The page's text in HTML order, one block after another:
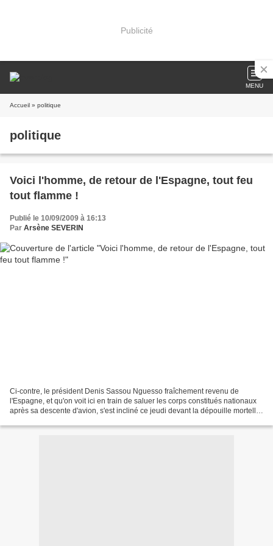
Publicité
MENU
Accueil » politique
politique
Voici l'homme, de retour de l'Espagne, tout feu
tout flamme !
Publié le 10/09/2009 à 16:13
Par Arsène SEVERIN
Ci-contre, le président Denis Sassou Nguesso fraîchement revenu de
l'Espagne, et qu'on voit ici en train de saluer les corps constitués nationaux
après sa descente d'avion, s'est incliné ce jeudi devant la dépouille mortelle